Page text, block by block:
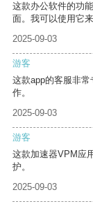
这款办公软件的功
面。我可以使用它
2025-09-03
游客
这款app的客服非
作。
2025-09-03
游客
这款加速器VPM应
护。
2025-09-03